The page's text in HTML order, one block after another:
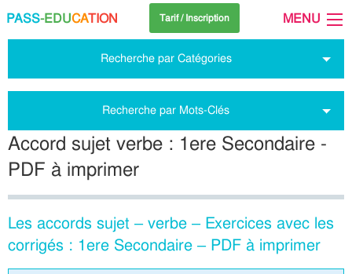
PASS-EDUCATION Tarif / Inscription MENU
Recherche par Catégories
Recherche par Mots-Clés
Accord sujet verbe : 1ere Secondaire -
PDF à imprimer
Les accords sujet – verbe – Exercices avec les
corrigés : 1ere Secondaire – PDF à imprimer